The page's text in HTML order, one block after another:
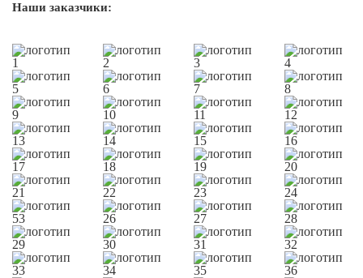
Наши заказчики: